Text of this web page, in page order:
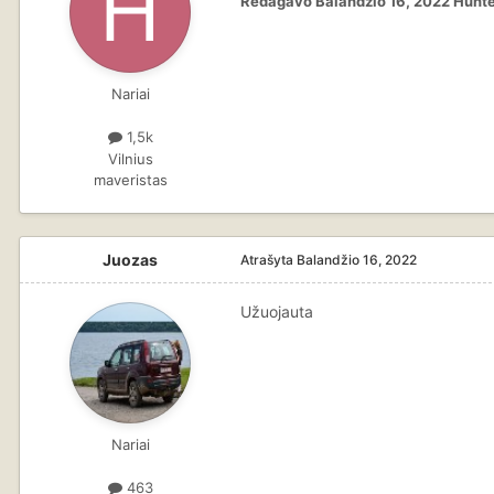
Nariai
1,5k
Vilnius
maveristas
Juozas
Nariai
463
Atrašyta Balandžio 16, 2022
Užuojauta